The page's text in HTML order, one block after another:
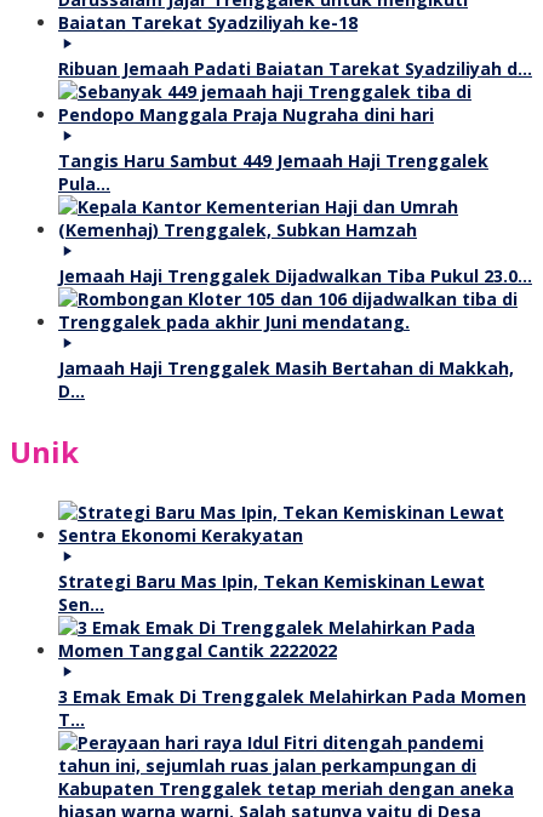
Ribuan Jemaah Padati Baiatan Tarekat Syadziliyah d…
Tangis Haru Sambut 449 Jemaah Haji Trenggalek
Pula…
Jemaah Haji Trenggalek Dijadwalkan Tiba Pukul 23.0…
Jamaah Haji Trenggalek Masih Bertahan di Makkah,
D…
Unik
Strategi Baru Mas Ipin, Tekan Kemiskinan Lewat
Sen…
3 Emak Emak Di Trenggalek Melahirkan Pada Momen
T…